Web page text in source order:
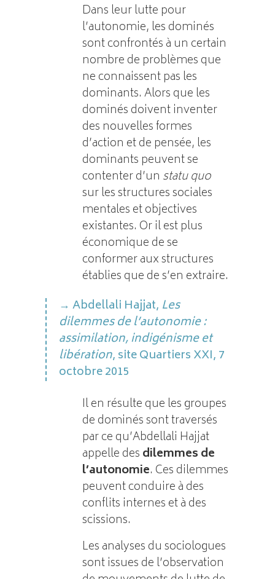
Dans leur lutte pour
l’autonomie, les dominés
sont confrontés à un certain
nombre de problèmes que
ne connaissent pas les
dominants. Alors que les
dominés doivent inventer
des nouvelles formes
d’action et de pensée, les
dominants peuvent se
contenter d’un statu quo
sur les structures sociales
mentales et objectives
existantes. Or il est plus
économique de se
conformer aux structures
établies que de s’en extraire.
Abdellali Hajjat, Les
dilemmes de l’autonomie :
assimilation, indigénisme et
libération, site Quartiers XXI, 7
octobre 2015
Il en résulte que les groupes
de dominés sont traversés
par ce qu’Abdellali Hajjat
appelle desdilemmes de
l’autonomie. Ces dilemmes
peuvent conduire à des
conflits internes et à des
scissions.
Les analyses du sociologues
sont issues de l’observation